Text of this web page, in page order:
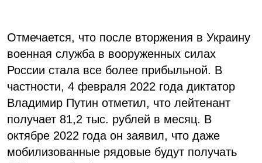
Отмечается, что после вторжения в Украину
военная служба в вооруженных силах
России стала все более прибыльной. В
частности, 4 февраля 2022 года диктатор
Владимир Путин отметил, что лейтенант
получает 81,2 тыс. рублей в месяц. В
октябре 2022 года он заявил, что даже
мобилизованные рядовые будут получать